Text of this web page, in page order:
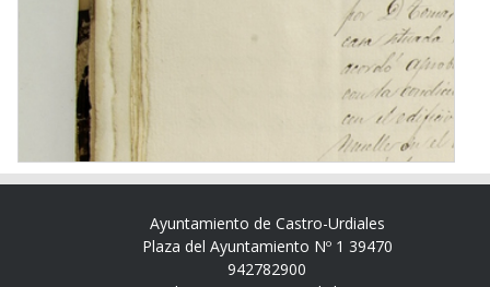
Ayuntamiento de Castro-Urdiales
Plaza del Ayuntamiento Nº 1 39470
942782900